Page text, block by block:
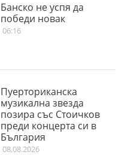
Банско не успя да
победи новак
06:16
Пуерториканска
музикална звезда
позира със Стоичков
преди концерта си в
България
08.08.2026